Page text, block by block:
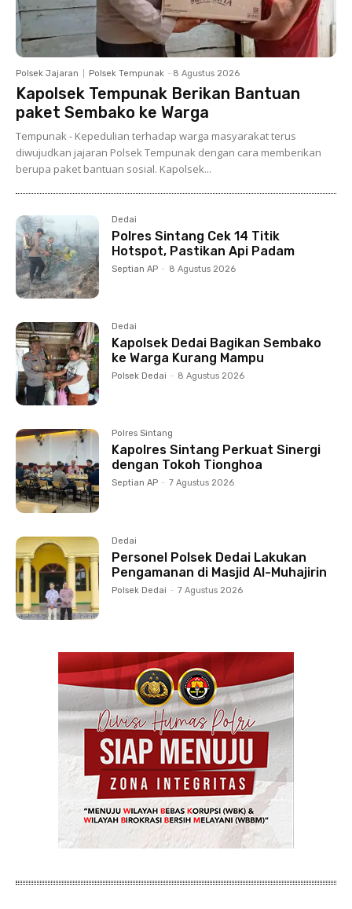
Polsek Jajaran Polsek Tempunak - 8 Agustus 2026
Kapolsek Tempunak Berikan Bantuan
paket Sembako ke Warga
Tempunak - Kepedulian terhadap warga masyarakat terus
diwujudkan jajaran Polsek Tempunak dengan cara memberikan
berupa paket bantuan sosial. Kapolsek...
Dedai
Polres Sintang Cek 14 Titik
Hotspot, Pastikan Api Padam
Septian AP - 8 Agustus 2026
Dedai
Kapolsek Dedai Bagikan Sembako
ke Warga Kurang Mampu
Polsek Dedai - 8 Agustus 2026
Polres Sintang
Kapolres Sintang Perkuat Sinergi
dengan Tokoh Tionghoa
Septian AP - 7 Agustus 2026
Dedai
Personel Polsek Dedai Lakukan
Pengamanan di Masjid Al-Muhajirin
Polsek Dedai - 7 Agustus 2026